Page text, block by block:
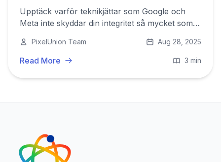
Upptäck varför teknikjättar som Google och
Meta inte skyddar din integritet så mycket som
du fortfarande för det? Läs vidare för att se vad
som verkligen händer.
PixelUnion Team Aug 28, 2025
Read More 3 min